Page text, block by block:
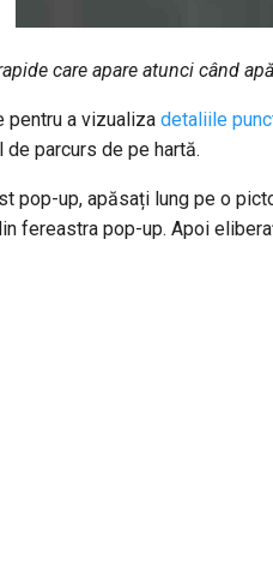
care apare atunci când
pentru a vizualiza detaliile
parcurs de pe hartă.
pop-up, apăsați lung pe o
fereastra pop-up. Apoi